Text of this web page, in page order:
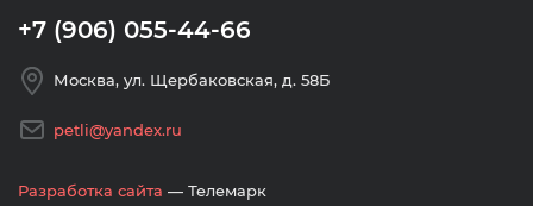
+7 (906) 055-44-66
Москва, ул. Щербаковская, д. 58Б
petli@yandex.ru
Разработка сайта — Телемарк